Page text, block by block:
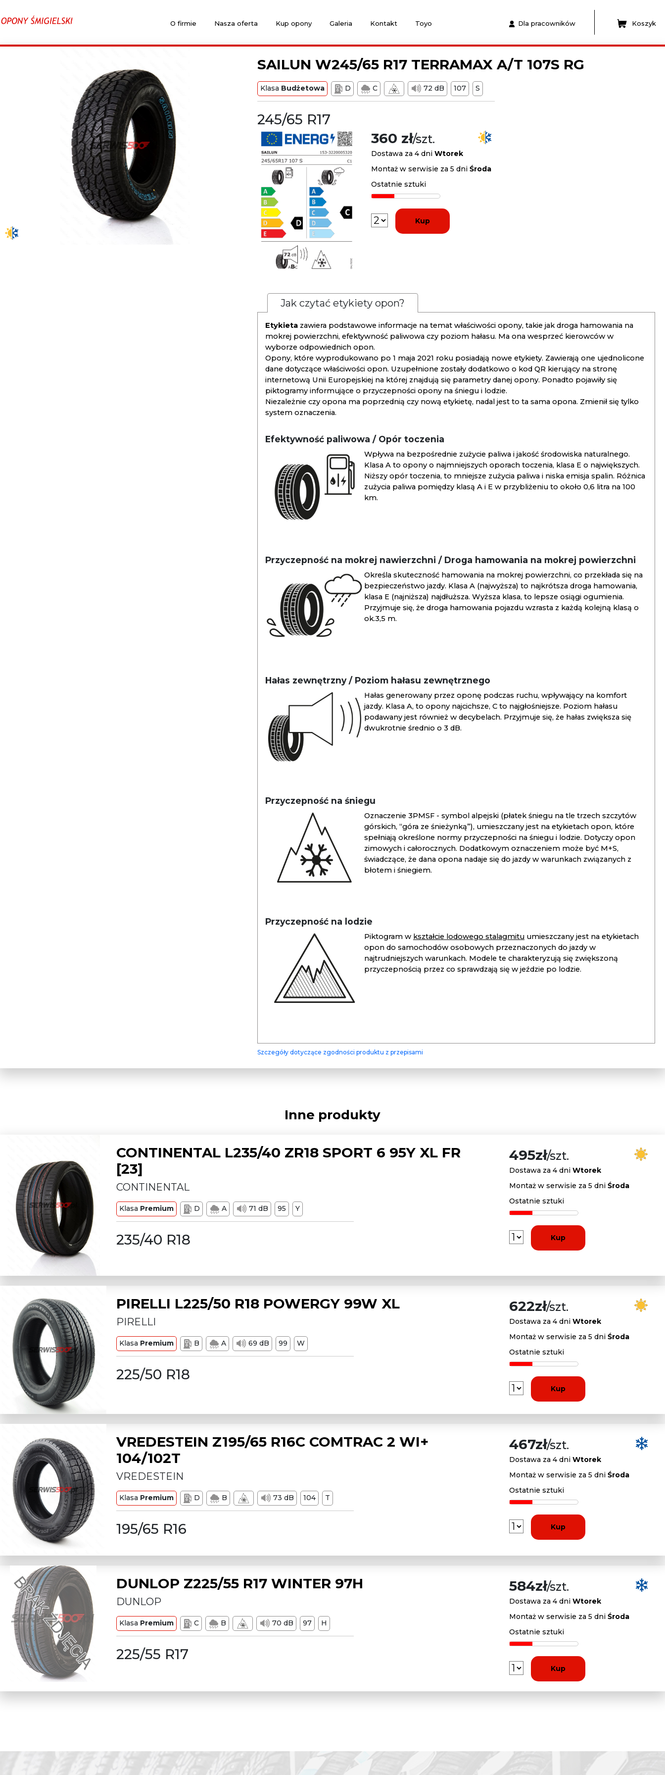
O firmie Nasza oferta Kup opony Galeria Kontakt Toyo Dla pracowników Koszyk
SAILUN W245/65 R17 TERRAMAX A/T 107S RG
Klasa Budżetowa D C 72 dB 107 S
245/65 R17
360 zł/szt.
Dostawa za 4 dni Wtorek
Montaż w serwisie za 5 dni Środa
Ostatnie sztuki
Kup
Jak czytać etykiety opon?
Etykieta zawiera podstawowe informacje na temat właściwości opony, takie jak droga hamowania na
mokrej powierzchni, efektywność paliwowa czy poziom hałasu. Ma ona wesprzeć kierowców w
wyborze odpowiednich opon.
Opony, które wyprodukowano po 1 maja 2021 roku posiadają nowe etykiety. Zawierają one ujednolicone
dane dotyczące właściwości opon. Uzupełnione zostały dodatkowo o kod QR kierujący na stronę
internetową Unii Europejskiej na której znajdują się parametry danej opony. Ponadto pojawiły się
piktogramy informujące o przyczepności opony na śniegu i lodzie.
Niezależnie czy opona ma poprzednią czy nową etykietę, nadal jest to ta sama opona. Zmienił się tylko
system oznaczenia.
Efektywność paliwowa / Opór toczenia
Wpływa na bezpośrednie zużycie paliwa i jakość środowiska naturalnego.
Klasa A to opony o najmniejszych oporach toczenia, klasa E o największych.
Niższy opór toczenia, to mniejsze zużycia paliwa i niska emisja spalin. Różnica
zużycia paliwa pomiędzy klasą A i E w przybliżeniu to około 0,6 litra na 100
km.
Przyczepność na mokrej nawierzchni / Droga hamowania na mokrej powierzchni
Określa skuteczność hamowania na mokrej powierzchni, co przekłada się na
bezpieczeństwo jazdy. Klasa A (najwyższa) to najkrótsza droga hamowania,
klasa E (najniższa) najdłuższa. Wyższa klasa, to lepsze osiągi ogumienia.
Przyjmuje się, że droga hamowania pojazdu wzrasta z każdą kolejną klasą o
ok.3,5 m.
Hałas zewnętrzny / Poziom hałasu zewnętrznego
Hałas generowany przez oponę podczas ruchu, wpływający na komfort
jazdy. Klasa A, to opony najcichsze, C to najgłośniejsze. Poziom hałasu
podawany jest również w decybelach. Przyjmuje się, że hałas zwiększa się
dwukrotnie średnio o 3 dB.
Przyczepność na śniegu
Oznaczenie 3PMSF - symbol alpejski (płatek śniegu na tle trzech szczytów
górskich, “góra ze śnieżynką”), umieszczany jest na etykietach opon, które
spełniają określone normy przyczepności na śniegu i lodzie. Dotyczy opon
zimowych i całorocznych. Dodatkowym oznaczeniem może być M+S,
świadczące, że dana opona nadaje się do jazdy w warunkach związanych z
błotem i śniegiem.
Przyczepność na lodzie
Piktogram w kształcie lodowego stalagmitu umieszczany jest na etykietach
opon do samochodów osobowych przeznaczonych do jazdy w
najtrudniejszych warunkach. Modele te charakteryzują się zwiększoną
przyczepnością przez co sprawdzają się w jeździe po lodzie.
Szczegóły dotyczące zgodności produktu z przepisami
Inne produkty
CONTINENTAL L235/40 ZR18 SPORT 6 95Y XL FR
[23]
CONTINENTAL
Klasa Premium D A 71 dB 95 Y
235/40 R18
495zł/szt.
Dostawa za 4 dni Wtorek
Montaż w serwisie za 5 dni Środa
Ostatnie sztuki
Kup
PIRELLI L225/50 R18 POWERGY 99W XL
PIRELLI
Klasa Premium B A 69 dB 99 W
225/50 R18
622zł/szt.
Dostawa za 4 dni Wtorek
Montaż w serwisie za 5 dni Środa
Ostatnie sztuki
Kup
VREDESTEIN Z195/65 R16C COMTRAC 2 WI+
104/102T
VREDESTEIN
Klasa Premium D B 73 dB 104 T
195/65 R16
467zł/szt.
Dostawa za 4 dni Wtorek
Montaż w serwisie za 5 dni Środa
Ostatnie sztuki
Kup
DUNLOP Z225/55 R17 WINTER 97H
DUNLOP
Klasa Premium C B 70 dB 97 H
225/55 R17
584zł/szt.
Dostawa za 4 dni Wtorek
Montaż w serwisie za 5 dni Środa
Ostatnie sztuki
Kup